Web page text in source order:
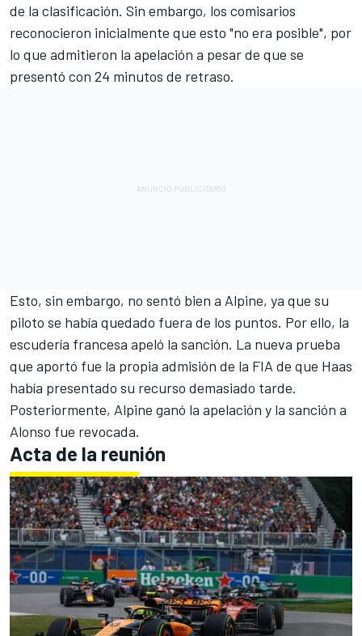
de la clasificación. Sin embargo, los comisarios
reconocieron inicialmente que esto "no era posible", por
lo que admitieron la apelación a pesar de que se
presentó con 24 minutos de retraso.
Esto, sin embargo, no sentó bien a Alpine, ya que su
piloto se había quedado fuera de los puntos. Por ello, la
escudería francesa apeló la sanción. La nueva prueba
que aportó fue la propia admisión de la FIA de que Haas
había presentado su recurso demasiado tarde.
Posteriormente, Alpine ganó la apelación y la sanción a
Alonso fue revocada.
Acta de la reunión